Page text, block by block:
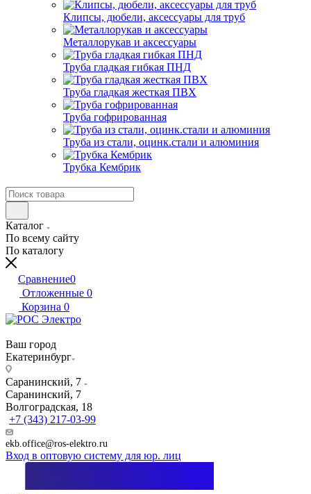
Клипсы, дюбели, аксессуары для труб
Металлорукав и аксессуары
Труба гладкая гибкая ПНД
Труба гладкая жесткая ПВХ
Труба гофрированная
Труба из стали, оцинк.стали и алюминия
Трубка Кембрик
Каталог
По всему сайту
По каталогу
Сравнение0
Отложенные 0
Корзина 0
Ваш город
Екатеринбург
Саранинский, 7
Саранинский, 7
Волгоградская, 18
+7 (343) 217-03-99
ekb.office@ros-elektro.ru
Вход в оптовую систему для юр. лиц